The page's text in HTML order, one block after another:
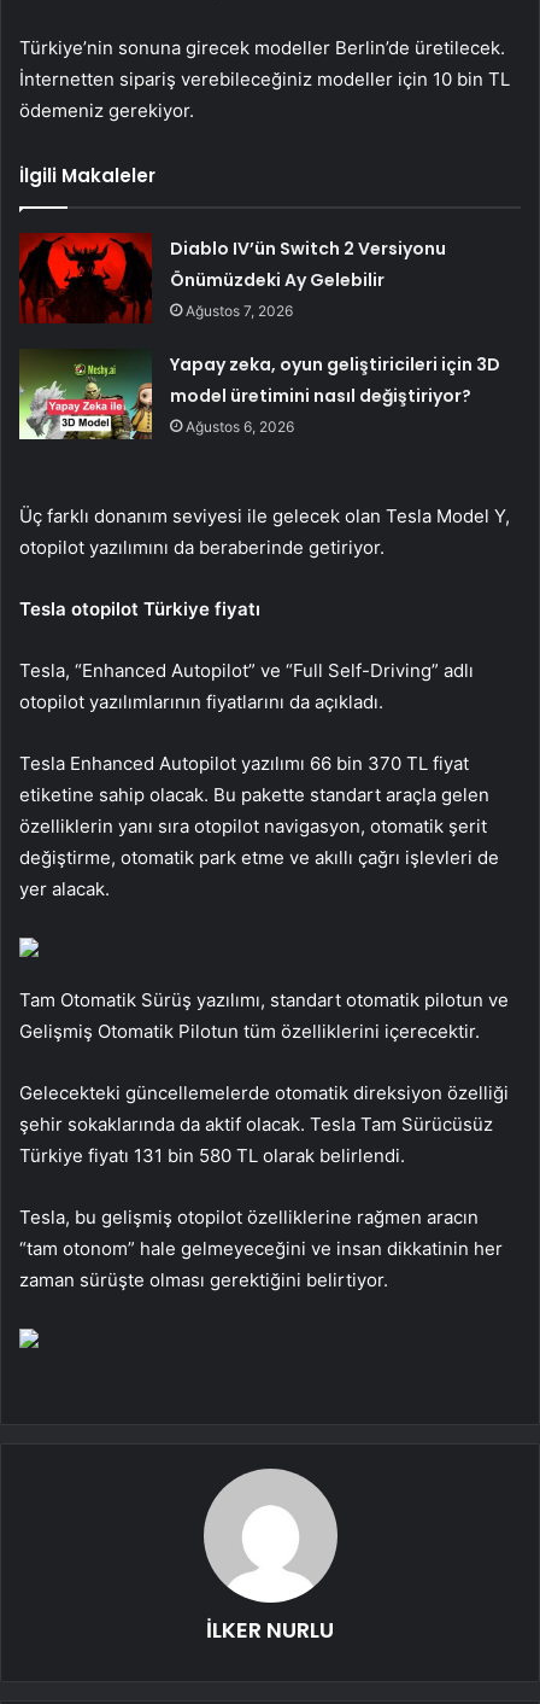
Türkiye’nin sonuna girecek modeller Berlin’de üretilecek.
İnternetten sipariş verebileceğiniz modeller için 10 bin TL
ödemeniz gerekiyor.
İlgili Makaleler
Diablo IV’ün Switch 2 Versiyonu
Önümüzdeki Ay Gelebilir
Ağustos 7, 2026
Yapay zeka, oyun geliştiricileri için 3D
model üretimini nasıl değiştiriyor?
Ağustos 6, 2026
Üç farklı donanım seviyesi ile gelecek olan Tesla Model Y,
otopilot yazılımını da beraberinde getiriyor.
Tesla otopilot Türkiye fiyatı
Tesla, “Enhanced Autopilot” ve “Full Self-Driving” adlı
otopilot yazılımlarının fiyatlarını da açıkladı.
Tesla Enhanced Autopilot yazılımı 66 bin 370 TL fiyat
etiketine sahip olacak. Bu pakette standart araçla gelen
özelliklerin yanı sıra otopilot navigasyon, otomatik şerit
değiştirme, otomatik park etme ve akıllı çağrı işlevleri de
yer alacak.
Tam Otomatik Sürüş yazılımı, standart otomatik pilotun ve
Gelişmiş Otomatik Pilotun tüm özelliklerini içerecektir.
Gelecekteki güncellemelerde otomatik direksiyon özelliği
şehir sokaklarında da aktif olacak. Tesla Tam Sürücüsüz
Türkiye fiyatı 131 bin 580 TL olarak belirlendi.
Tesla, bu gelişmiş otopilot özelliklerine rağmen aracın
“tam otonom” hale gelmeyeceğini ve insan dikkatinin her
zaman sürüşte olması gerektiğini belirtiyor.
İLKER NURLU